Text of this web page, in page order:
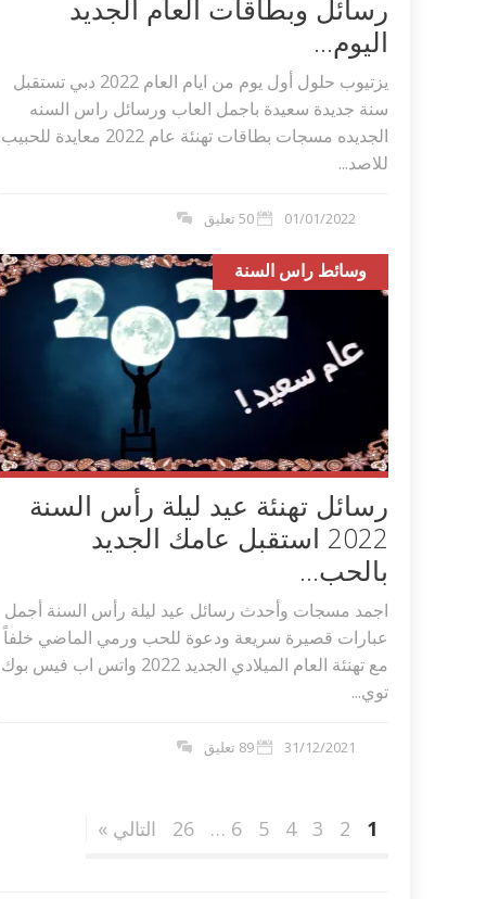
رسائل وبطاقات العام الجديد
اليوم...
يزتيوب حلول أول يوم من ايام العام 2022 دبي تستقبل
سنة جديدة سعيدة باجمل العاب ورسائل راس السنه
الجديده مسجات بطاقات تهنئة عام 2022 معايدة للحبيب
للاصد...
01/01/2022 50 تعليق
وسائط راس السنة
رسائل تهنئة عيد ليلة رأس السنة
2022 استقبل عامك الجديد
بالحب...
اجمد مسجات وأحدث رسائل عيد ليلة رأس السنة أجمل
عبارات قصيرة سريعة ودعوة للحب ورمي الماضي خلفاً
مع تهنئة العام الميلادي الجديد 2022 واتس اب فيس بوك
توي...
31/12/2021 89 تعليق
1
2
3
4
5
6
…
26 التالي »